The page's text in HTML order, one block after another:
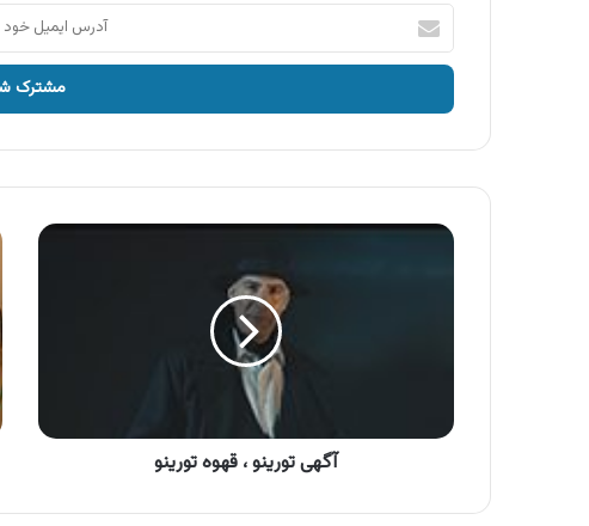
آدرس
ایمیل
خود
وارد
آگهی
آگهی تورینو ، قهوه تورینو